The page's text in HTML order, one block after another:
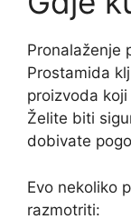
Pronalaženje
Prostamida
proizvoda
Želite biti
dobivate
Evo nekoliko
razmotriti: